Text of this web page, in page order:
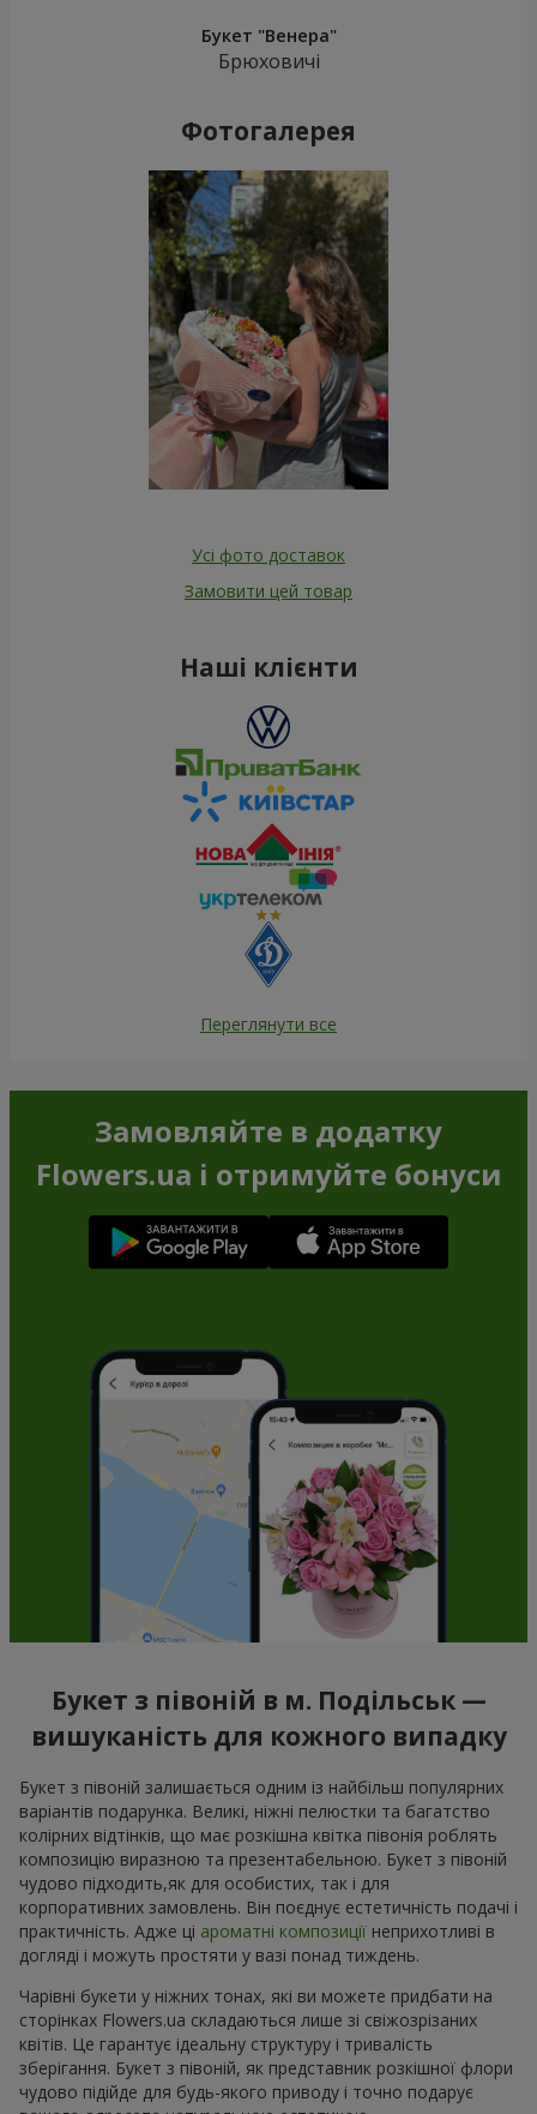
Букет "Венера"
Брюховичі
Фотогалерея
Усі фото доставок
Замовити цей товар
Наші клієнти
Переглянути все
Замовляйте в додатку
Flowers.ua і отримуйте бонуси
Букет з півоній в м. Подільськ —
вишуканість для кожного випадку
Букет з півоній залишається одним із найбільш популярних
варіантів подарунка. Великі, ніжні пелюстки та багатство
колірних відтінків, що має розкішна квітка півонія роблять
композицію виразною та презентабельною. Букет з півоній
чудово підходить,як для особистих, так і для
корпоративних замовлень. Він поєднує естетичність подачі і
практичність. Адже ці ароматні композиції неприхотливі в
догляді і можуть простяти у вазі понад тиждень.
Чарівні букети у ніжних тонах, які ви можете придбати на
сторінках Flowers.ua складаються лише зі свіжозрізаних
квітів. Це гарантує ідеальну структуру і тривалість
зберігання. Букет з півоній, як представник розкішної флори
чудово підійде для будь-якого приводу і точно подарує